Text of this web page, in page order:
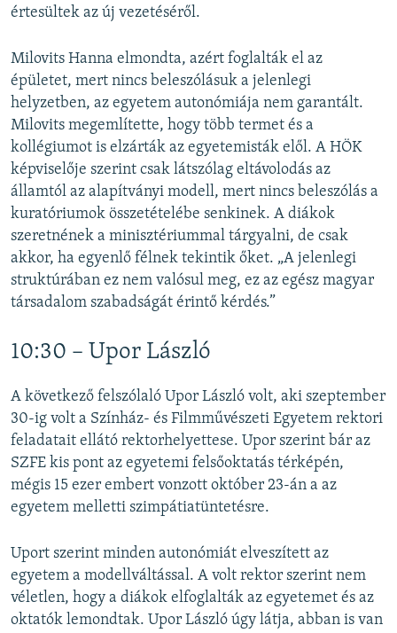
értesültek az új vezetéséről.
Milovits Hanna elmondta, azért foglalták el az
épületet, mert nincs beleszólásuk a jelenlegi
helyzetben, az egyetem autonómiája nem garantált.
Milovits megemlítette, hogy több termet és a
kollégiumot is elzárták az egyetemisták elől. A HÖK
képviselője szerint csak látszólag eltávolodás az
államtól az alapítványi modell, mert nincs beleszólás a
kuratóriumok összetételébe senkinek. A diákok
szeretnének a minisztériummal tárgyalni, de csak
akkor, ha egyenlő félnek tekintik őket. „A jelenlegi
struktúrában ez nem valósul meg, ez az egész magyar
társadalom szabadságát érintő kérdés.”
10:30 – Upor László
A következő felszólaló Upor László volt, aki szeptember
30-ig volt a Színház- és Filmművészeti Egyetem rektori
feladatait ellátó rektorhelyettese. Upor szerint bár az
SZFE kis pont az egyetemi felsőoktatás térképén,
mégis 15 ezer embert vonzott október 23-án a az
egyetem melletti szimpátiatüntetésre.
Uport szerint minden autonómiát elveszített az
egyetem a modellváltással. A volt rektor szerint nem
véletlen, hogy a diákok elfoglalták az egyetemet és az
oktatók lemondtak. Upor László úgy látja, abban is van